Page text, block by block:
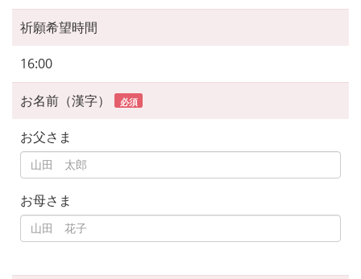
祈願希望時間
16:00
お名前（漢字） 必須
お父さま
お母さま